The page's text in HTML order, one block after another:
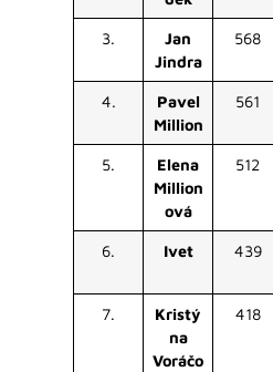
3.
Jan
Jindra
568
4.
Pavel
Million
561
5.
Elena
Million
ová
512
6. Ivet 439
7.
Kristý
na
Voráčo
418